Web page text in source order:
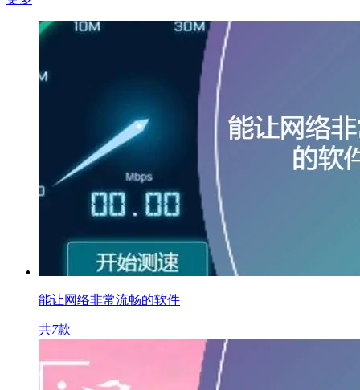
能让网络非常流畅的软件
共7款